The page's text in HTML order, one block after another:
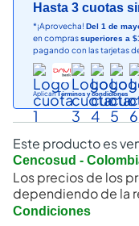
queso
pollo
carne
Hasta 3 cuotas
*¡Aprovecha! Del 1 de
en comprassuperiores a
pagando con las tarjetas
AplicanTérminos y condiciones
Este producto es
Cencosud -
Los precios de los
dependiendo de la
Condiciones